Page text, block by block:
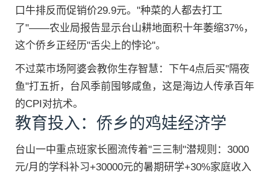
口牛排反而促销价29.9元。"种菜的人都去打工
了"——农业局报告显示台山耕地面积十年萎缩37%，
这个侨乡正经历"舌尖上的悖论"。
不过菜市场阿婆会教你生存智慧：下午4点后买"隔夜
鱼"打五折，台风季前囤够咸鱼，这是海边人传承百年
的CPI对抗术。
教育投入：侨乡的鸡娃经济学
台山一中重点班家长圈流传着"三三制"潜规则：3000
元/月的学科补习+30000元的暑期研学+30%家庭收入